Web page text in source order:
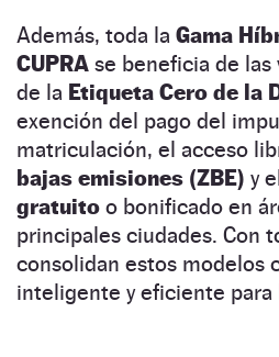
Además, toda la Gama
CUPRA se beneficia de
de la Etiqueta Cero de la
exención del pago del
matriculación, el acceso
bajas emisiones (ZBE) y
gratuito o bonificado en
principales ciudades. Con
consolidan estos modelos
inteligente y eficiente para